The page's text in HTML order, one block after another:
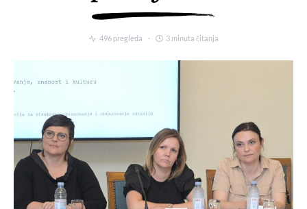
496 pregleda 3 minuta čitanja